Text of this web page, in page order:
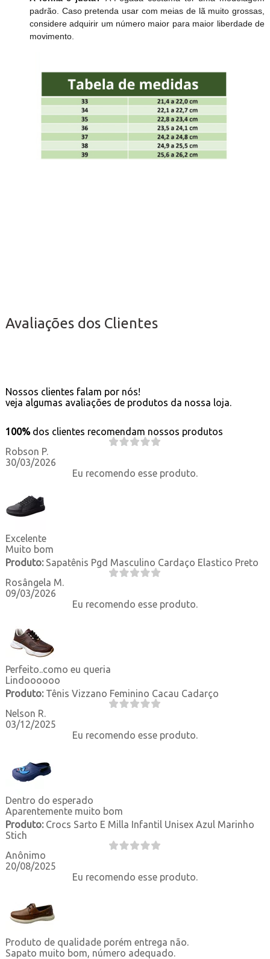
padrão. Caso pretenda usar com meias de lã muito grossas,
considere adquirir um número maior para maior liberdade de
movimento.
Avaliações dos Clientes
Nossos clientes falam por nós!
veja algumas avaliações de produtos da nossa loja.
100% dos clientes recomendam nossos produtos
Robson P.
30/03/2026
Eu recomendo esse produto.
Excelente
Muito bom
Produto:Sapatênis Pgd Masculino Cardaço Elastico Preto
Rosângela M.
09/03/2026
Eu recomendo esse produto.
Perfeito..como eu queria
Lindoooooo
Produto:Tênis Vizzano Feminino Cacau Cadarço
Nelson R.
03/12/2025
Eu recomendo esse produto.
Dentro do esperado
Aparentemente muito bom
Produto:Crocs Sarto E Milla Infantil Unisex Azul Marinho
Stich
Anônimo
20/08/2025
Eu recomendo esse produto.
Produto de qualidade porém entrega não.
Sapato muito bom, número adequado.